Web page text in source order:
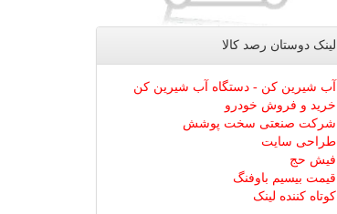
لینک دوستان رصد كالا
آب شیرین کن - دستگاه آب شیرین کن
خرید و فروش خودرو
شرکت صنعتی سخت پوشش
طراحی سایت
فیش حج
قیمت بیسیم باوفنگ
کوتاه کننده لینک